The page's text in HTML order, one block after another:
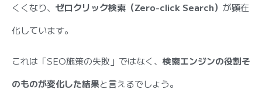
くくなり、 ゼロクリック検索（Zero-click Search） が顕在
化しています。
これは「SEO施策の失敗」ではなく、 検索エンジンの役割そ
のものが変化した結果と言えるでしょう。